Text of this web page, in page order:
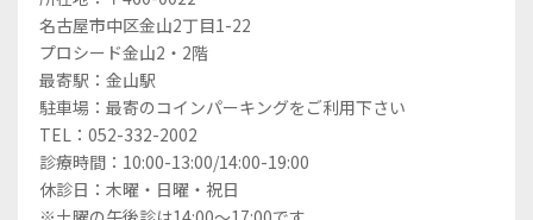
名古屋市中区金山2丁目1-22
プロシード金山2・2階
最寄駅：金山駅
駐車場：最寄のコインパーキングをご利用下さい
TEL：052-332-2002
診療時間：10:00-13:00/14:00-19:00
休診日：木曜・日曜・祝日